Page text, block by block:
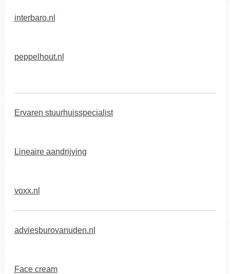
interbaro.nl
peppelhout.nl
Ervaren stuurhuisspecialist
Lineaire aandrijving
voxx.nl
adviesburovanuden.nl
Face cream